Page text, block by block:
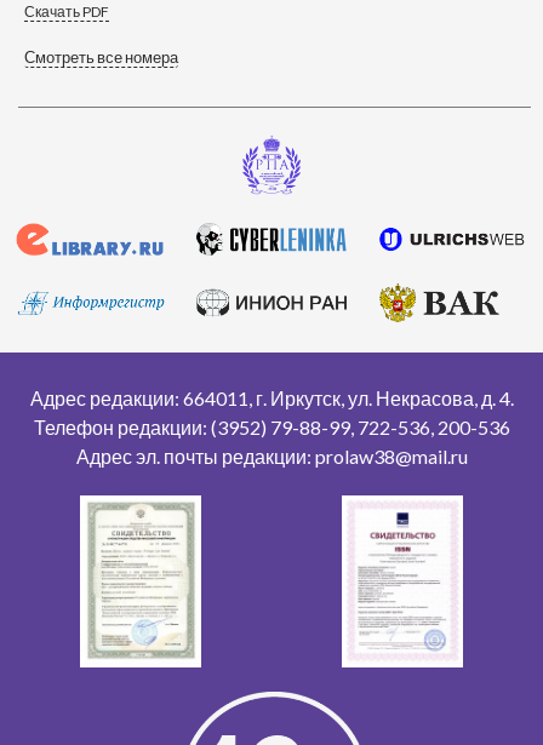
Скачать PDF
Смотреть все номера
Адрес редакции: 664011, г. Иркутск, ул. Некрасова, д. 4.
Телефон редакции: (3952) 79-88-99, 722-536, 200-536
Адрес эл. почты редакции: prolaw38@mail.ru